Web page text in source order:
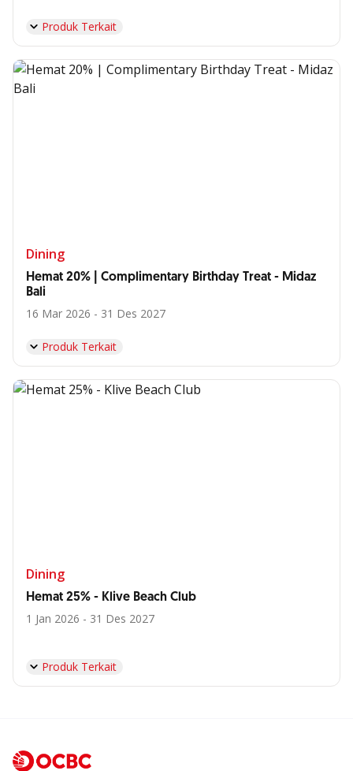
Produk Terkait
Dining
Hemat 20% | Complimentary Birthday Treat - Midaz
Bali
16 Mar 2026 - 31 Des 2027
Produk Terkait
Dining
Hemat 25% - Klive Beach Club
1 Jan 2026 - 31 Des 2027
Produk Terkait